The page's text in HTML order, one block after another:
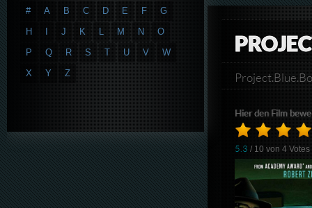
Hier den Film
5.3 / 10 von4 Votes
# A B C D E F
G
H
I J K L M N
O
P
Q R S T U V
W
X
Y Z